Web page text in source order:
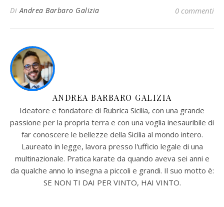
DiAndrea Barbaro Galizia 0 commenti
ANDREA BARBARO GALIZIA
Ideatore e fondatore di Rubrica Sicilia, con una grande
passione per la propria terra e con una voglia inesauribile di
far conoscere le bellezze della Sicilia al mondo intero.
Laureato in legge, lavora presso l'ufficio legale di una
multinazionale. Pratica karate da quando aveva sei anni e
da qualche anno lo insegna a piccoli e grandi. Il suo motto è:
SE NON TI DAI PER VINTO, HAI VINTO.